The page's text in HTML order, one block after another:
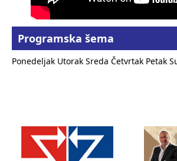
Programska šema
Ponedeljak Utorak Sreda Četvrtak Petak